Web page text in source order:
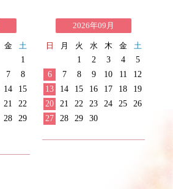
金
土
1
7
8
14
15
21
22
28
29
2026年09月
日 月 火 水 木 金
土
1
2 3 4
5
6
7 8 9 10 11
12
13
14 15 16 17 18
19
20
21 22 23 24 25
26
27
28 29 30